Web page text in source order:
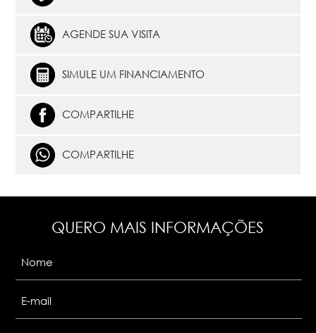
AGENDE SUA VISITA
SIMULE UM FINANCIAMENTO
COMPARTILHE
COMPARTILHE
QUERO MAIS INFORMAÇÕES